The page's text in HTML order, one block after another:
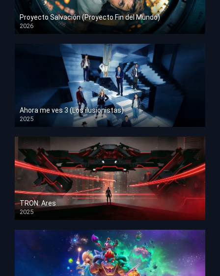
Proyecto Salvación (Proyecto Fin del Mundo)
2026
HD 1080p
Ahora me ves 3 (Los ilusionistas)
2025
HD 1080p
TRON: Ares
2025
HD 1080p